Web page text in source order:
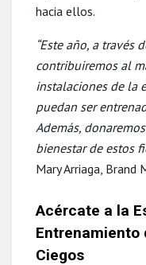
hacia ellos.
“Este año, a través
contribuiremos al
instalaciones de la
puedan ser
Además,
bienestar de estos
Mary Arriaga, Brand
Acércate a la
Entrenamiento
Ciegos